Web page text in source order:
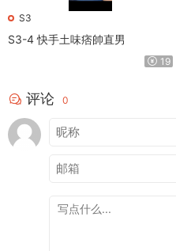
S3
S3-4 快手土味痞帥直男
19
评论 0